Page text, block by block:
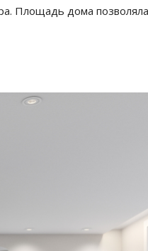
Площадь дома